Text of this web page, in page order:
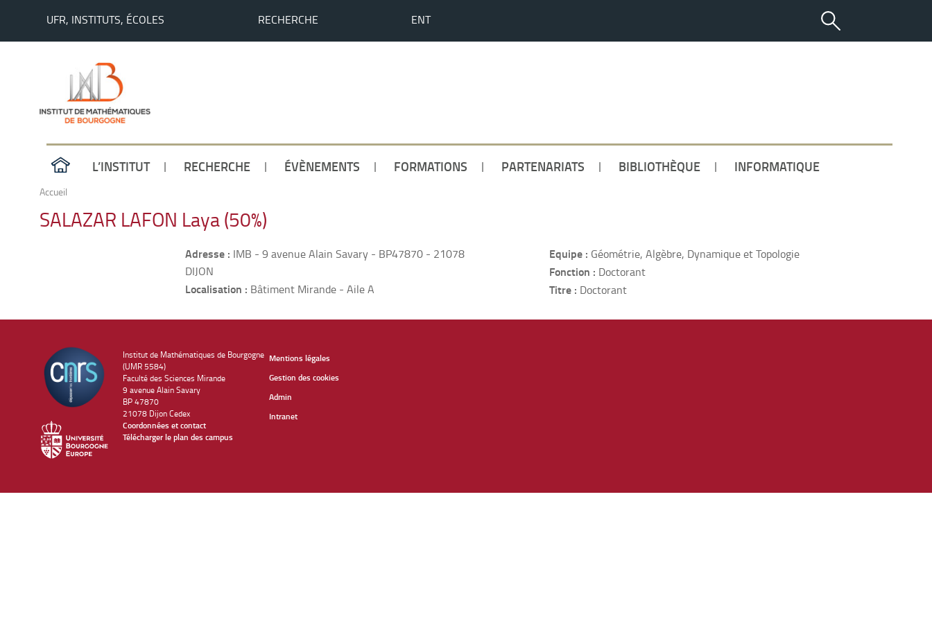
UFR, INSTITUTS, ÉCOLES RECHERCHE ENT
L’INSTITUT RECHERCHE ÉVÈNEMENTS FORMATIONS PARTENARIATS BIBLIOTHÈQUE INFORMATIQUE
Accueil
SALAZAR LAFON Laya (50%)
Adresse : IMB - 9 avenue Alain Savary - BP47870 - 21078
DIJON
Localisation : Bâtiment Mirande - Aile A
Equipe : Géométrie, Algèbre, Dynamique et Topologie
Fonction : Doctorant
Titre : Doctorant
Institut de Mathématiques de Bourgogne
(UMR 5584)
Faculté des Sciences Mirande
9 avenue Alain Savary
BP 47870
21078 Dijon Cedex
Coordonnées et contact
Télécharger le plan des campus
Mentions légales
Gestion des cookies
Admin
Intranet